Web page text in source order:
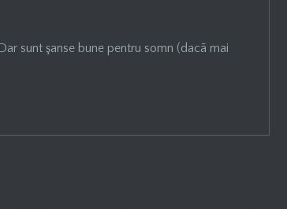
sunt şanse bune pentru somn (dacã mai